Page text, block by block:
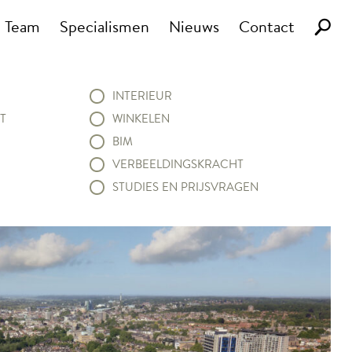
Team Specialismen Nieuws Contact
INTERIEUR
WINKELEN
BIM
VERBEELDINGSKRACHT
STUDIES EN PRIJSVRAGEN